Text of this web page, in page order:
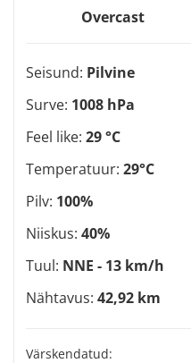
Overcast
Seisund: Pilvine
Surve: 1008 hPa
Feel like: 29 °C
Temperatuur: 29°C
Pilv: 100%
Niiskus: 40%
Tuul: NNE - 13 km/h
Nähtavus: 42,92 km
Värskendatud: